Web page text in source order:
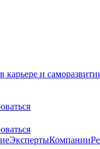
и
ЭкспертыКомпании